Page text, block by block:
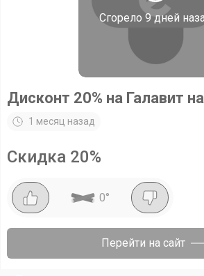
Сгорело 9 дней
Дисконт 20% на Галавит
1 месяц назад
Скидка 20%
0°
Перейти на сайт